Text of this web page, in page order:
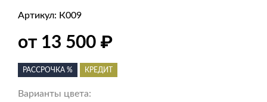
Артикул: К009
от 13 500 ₽
РАССРОЧКА % КРЕДИТ
Варианты цвета: